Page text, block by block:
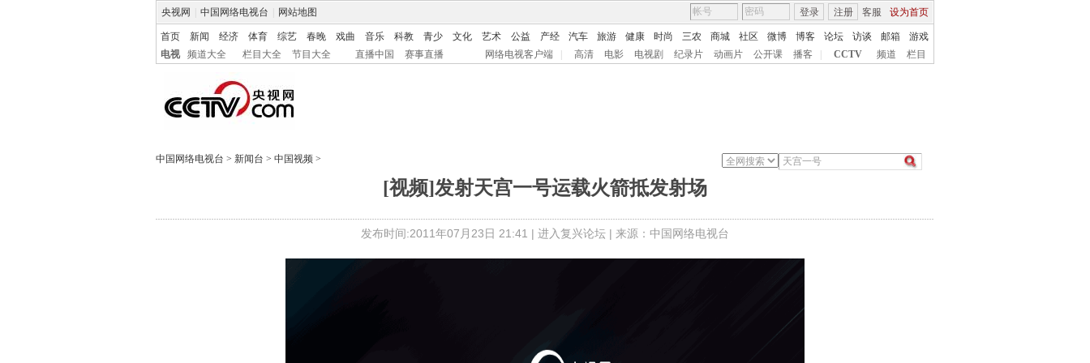
央视网 中国网络电视台 网站地图 客服 设为首页
登录 注册
首页 新闻 经济 体育 综艺 春晚 戏曲 音乐 科教 青少 文化 艺术 公益 产经 汽车 旅游 健康 时尚 三农 商城 社区 微博 博客 论坛 访谈 邮箱
游戏
电视
频道大全 栏目大全 节目大全 直播中国 赛事直播 网络电视客户端 高清 电影 电视剧 纪录片 动画片 公开课 播客 CCTV 频道 栏目
中国网络电视台 > 新闻台 > 中国视频 >
[视频]发射天宫一号运载火箭抵发射场
发布时间:2011年07月23日 21:41 | 进入复兴论坛 | 来源：中国网络电视台